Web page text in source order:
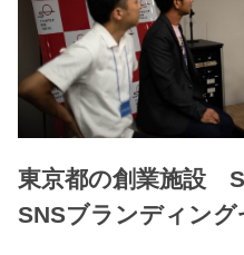
東京都の創業施設
SNSブランディン